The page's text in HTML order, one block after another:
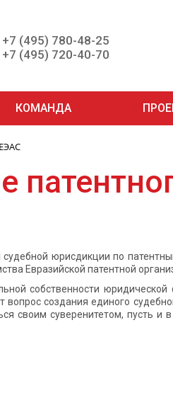
+7 (495) 780-48-25
+7 (495) 720-40-70
КОМАНДА
судебной юрисдикции по
Евразийской патентной
собственности
вопрос создания единого
своим суверенитетом, пусть